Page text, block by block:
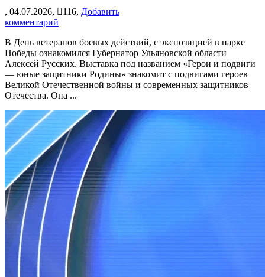
, 04.07.2026, 116, Добавить
комментарий
В День ветеранов боевых действий, с экспозицией в парке
Победы ознакомился Губернатор Ульяновской области
Алексей Русских. Выставка под названием «Герои и подвиги
— юные защитники Родины» знакомит с подвигами героев
Великой Отечественной войны и современных защитников
Отечества. Она ...